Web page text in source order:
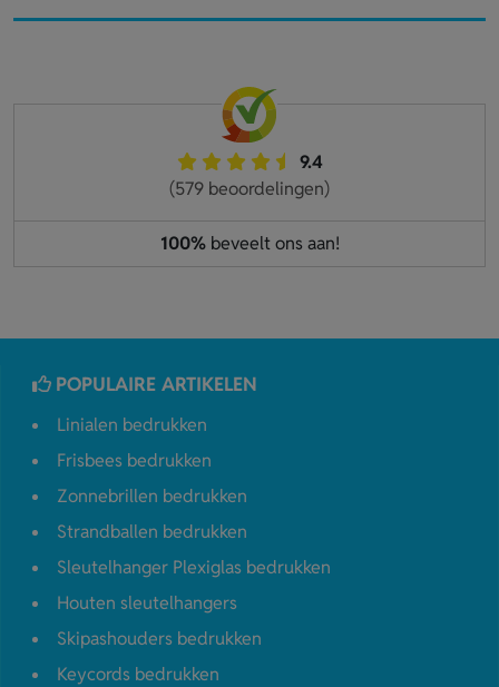
9.4
(579 beoordelingen)
100%beveelt ons aan!
POPULAIRE ARTIKELEN
Linialen bedrukken
Frisbees bedrukken
Zonnebrillen bedrukken
Strandballen bedrukken
Sleutelhanger Plexiglas bedrukken
Houten sleutelhangers
Skipashouders bedrukken
Keycords bedrukken